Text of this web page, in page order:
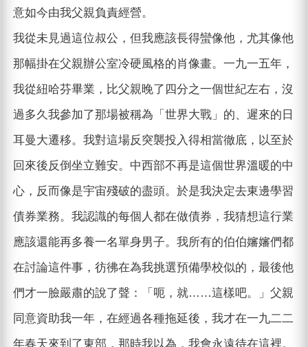
意如今由我父親負責經營。
我從未見過這位叔公，但我應該長得蠻像他，尤其像他
那幅掛在父親辦公室冷硬風格的肖像畫。一九一五年，
我從紐哈芬畢業，比父親晚了四分之一個世紀左右，沒
過多久我參加了那場被稱為「世界大戰」的、遲來的日
耳曼大遷移。我對這場反突襲投入得相當徹底，以至於
回來後反倒坐立難安。中西部不再是這個世界溫暖的中
心，反而像是宇宙殘破的盡頭。於是我決定去東邊學習
債券業務。我認識的每個人都在做債券，我猜想這行業
應該還能再多養一名單身男子。我所有的伯伯嬸嬸們都
在討論這件事，彷彿在為我挑選預備學校似的，最後他
們才一臉嚴肅的說了聲：「呃，就……這樣吧。」父親
同意資助我一年，在經過各種拖延後，我才在一九二二
年春天來到了東部，那時我以為，我會永遠待在這裡。